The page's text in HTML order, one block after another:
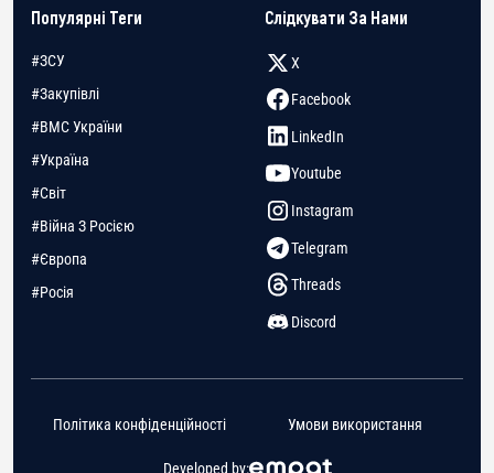
Популярні Теги
#ЗСУ
#Закупівлі
#ВМС України
#Україна
#Світ
#Війна З Росією
#Європа
#Росія
Слідкувати За Нами
X
Facebook
LinkedIn
Youtube
Instagram
Telegram
Threads
Discord
Developed by:
Політика конфіденційності Умови використання